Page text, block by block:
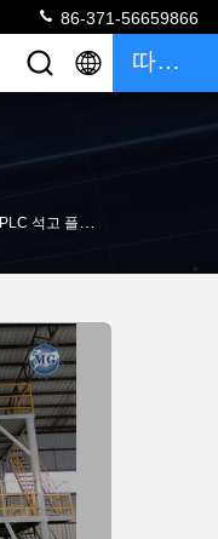
86-371-56659866
따옴표
PLC 석고 플라스터 타일 접착제 혼합기 드라이 믹스 파우더 박격포 공장